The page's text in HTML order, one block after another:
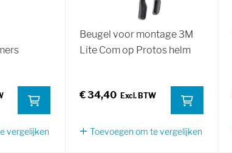
vergelijken
Beugel voor montage 3M
Lite Com op Protos helm
€ 34,40
Toevoegen om te vergelijken